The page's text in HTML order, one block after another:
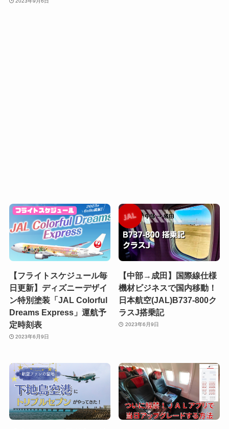
【フライトスケジュール毎
日更新】ディズニーデザイ
ン特別塗装「JAL Colorful
Dreams Express」運航予
定時刻表
2023年6月9日
【中部→成田】国際線仕様
機材ビジネスで国内移動！
日本航空(JAL)B737-800ク
ラスJ搭乗記
2023年6月9日